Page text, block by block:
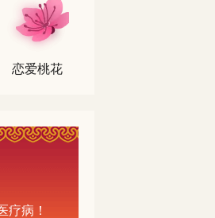
恋爱桃花
疗病！